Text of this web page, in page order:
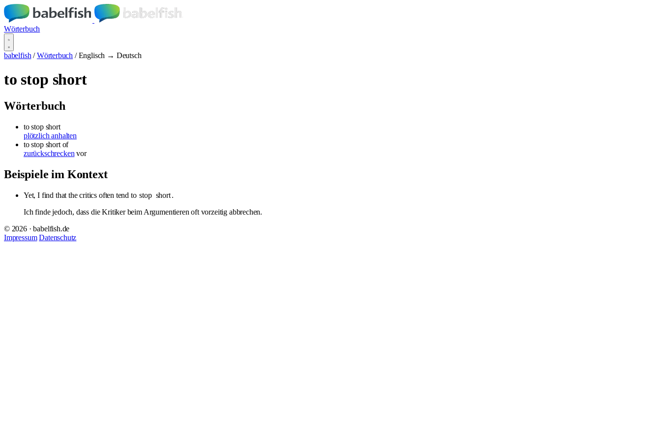
Wörterbuch
babelfish / Wörterbuch / Englisch → Deutsch
to stop short
Wörterbuch
to stop short
plötzlich anhalten
to stop short of
zurückschrecken vor
Beispiele im Kontext
Yet, I find that the critics often tend to stop short.
Ich finde jedoch, dass die Kritiker beim Argumentieren oft vorzeitig abbrechen.
© 2026 · babelfish.de
Impressum Datenschutz